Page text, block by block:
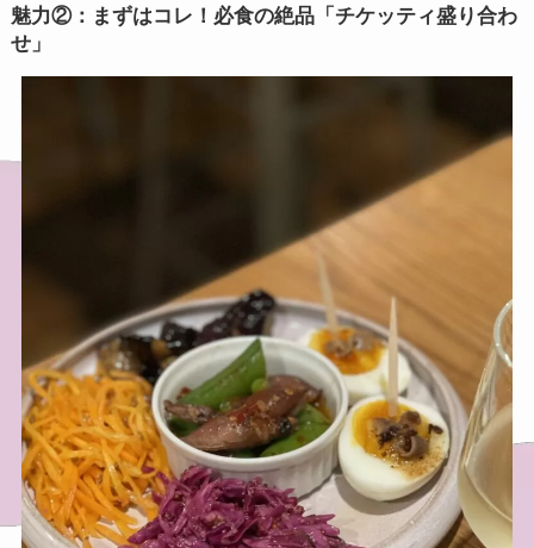
魅力②：まずはコレ！必食の絶品「チケッティ盛り合わ
せ」